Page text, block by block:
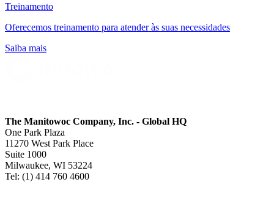
Treinamento
Oferecemos treinamento para atender às suas necessidades
Saiba mais
The Manitowoc Company, Inc. - Global HQ
One Park Plaza
11270 West Park Place
Suite 1000
Milwaukee, WI 53224
Tel: (1) 414 760 4600